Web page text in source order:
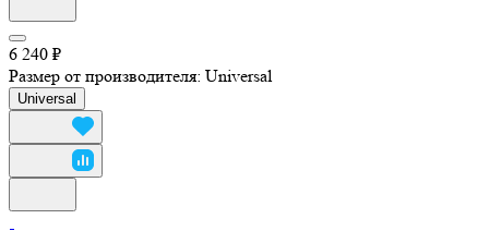
6 240 ₽
Размер от производителя: Universal
Universal